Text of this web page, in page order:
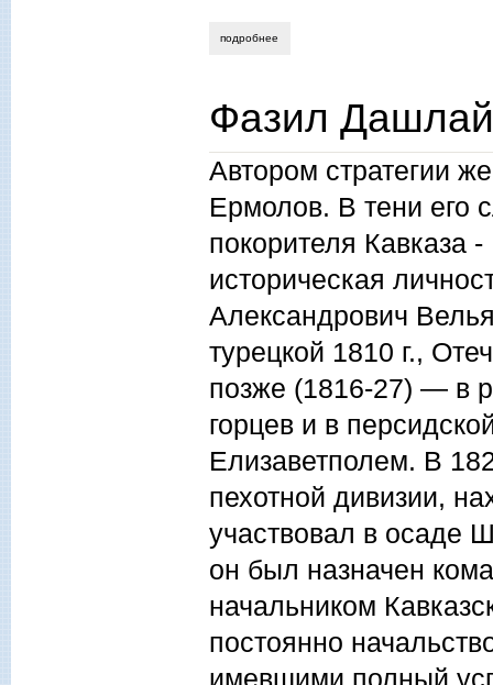
подробнее
Фазил
Автором стратегии
Ермолов. В тени его
покорителя Кавказа
историческая
Александрович
турецкой 1810 г.,
позже (1816-27) — в
горцев и в
Елизаветполем. В
пехотной дивизии,
участвовал в осаде
он был назначен
начальником
постоянно